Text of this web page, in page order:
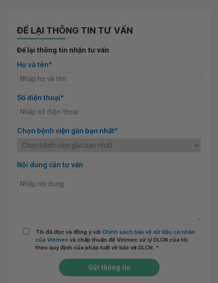
ĐỂ LẠI THÔNG TIN TƯ VẤN
Để lại thông tin nhận tư vấn
Họ và tên*
Số điện thoại*
Chọn bệnh viện gần bạn nhất*
Nội dung cần tư vấn
Tôi đã đọc và đồng ý với Chính sách bảo vệ dữ liệu cá nhân
của Vinmec và chấp thuận để Vinmec xử lý DLCN của tôi
theo quy định của pháp luật về bảo vệ DLCN. *
Gửi thông tin